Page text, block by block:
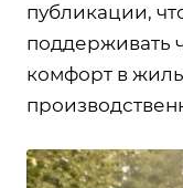
публикации,
поддерживать
комфорт в